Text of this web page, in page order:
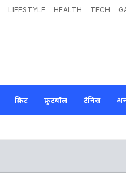
LIFESTYLE HEALTH TECH
क्रिकेट फ़ुटबॉल टेनिस